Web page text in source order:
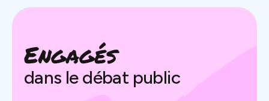
Engagés
dans le débat public